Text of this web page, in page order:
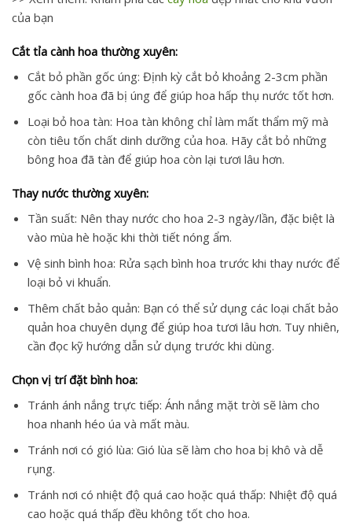
của bạn
Cắt tỉa cành hoa thường xuyên:
Cắt bỏ phần gốc úng: Định kỳ cắt bỏ khoảng 2-3cm phần
gốc cành hoa đã bị úng để giúp hoa hấp thụ nước tốt hơn.
Loại bỏ hoa tàn: Hoa tàn không chỉ làm mất thẩm mỹ mà
còn tiêu tốn chất dinh dưỡng của hoa. Hãy cắt bỏ những
bông hoa đã tàn để giúp hoa còn lại tươi lâu hơn.
Thay nước thường xuyên:
Tần suất: Nên thay nước cho hoa 2-3 ngày/lần, đặc biệt là
vào mùa hè hoặc khi thời tiết nóng ẩm.
Vệ sinh bình hoa: Rửa sạch bình hoa trước khi thay nước để
loại bỏ vi khuẩn.
Thêm chất bảo quản: Bạn có thể sử dụng các loại chất bảo
quản hoa chuyên dụng để giúp hoa tươi lâu hơn. Tuy nhiên,
cần đọc kỹ hướng dẫn sử dụng trước khi dùng.
Chọn vị trí đặt bình hoa:
Tránh ánh nắng trực tiếp: Ánh nắng mặt trời sẽ làm cho
hoa nhanh héo úa và mất màu.
Tránh nơi có gió lùa: Gió lùa sẽ làm cho hoa bị khô và dễ
rụng.
Tránh nơi có nhiệt độ quá cao hoặc quá thấp: Nhiệt độ quá
cao hoặc quá thấp đều không tốt cho hoa.